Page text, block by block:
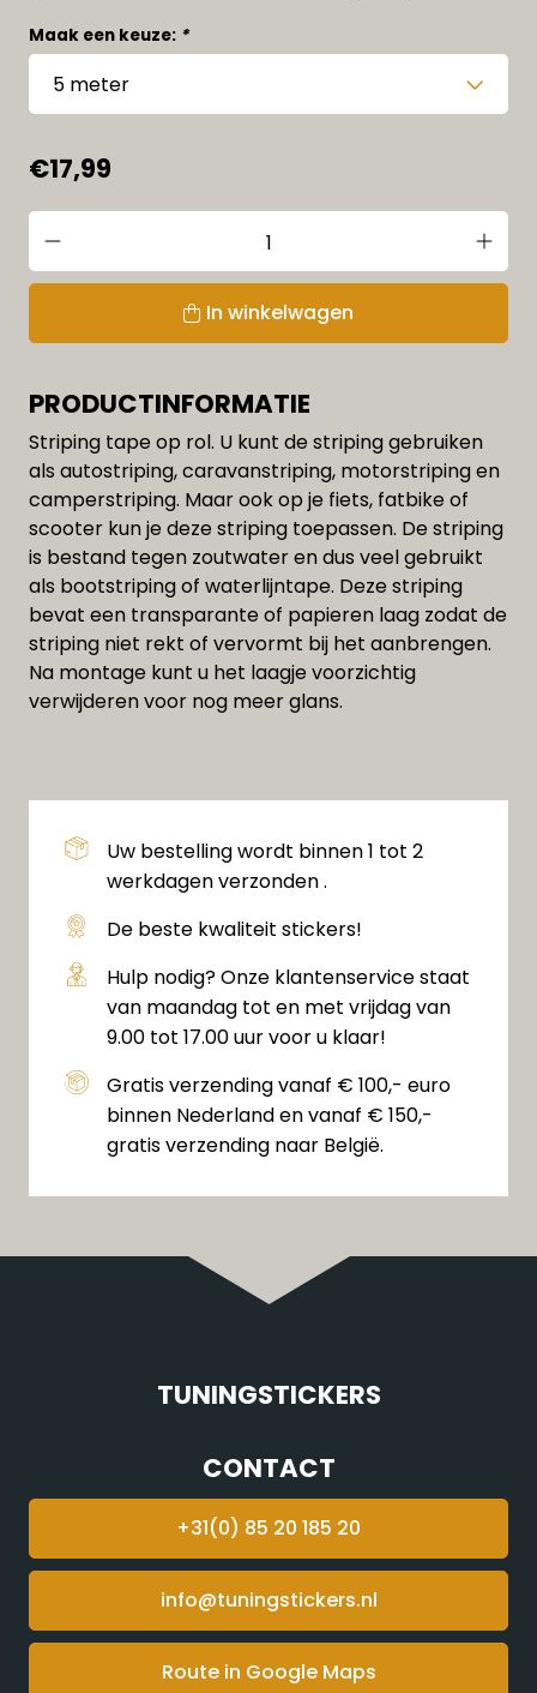
Maak een keuze: *
€17,99
In winkelwagen
PRODUCTINFORMATIE
Striping tape op rol. U kunt de striping gebruiken
als autostriping, caravanstriping, motorstriping en
camperstriping. Maar ook op je fiets, fatbike of
scooter kun je deze striping toepassen. De striping
is bestand tegen zoutwater en dus veel gebruikt
als bootstriping of waterlijntape. Deze striping
bevat een transparante of papieren laag zodat de
striping niet rekt of vervormt bij het aanbrengen.
Na montage kunt u het laagje voorzichtig
verwijderen voor nog meer glans.
Uw bestelling wordt binnen 1 tot 2
werkdagen verzonden .
De beste kwaliteit stickers!
Hulp nodig? Onze klantenservice staat
van maandag tot en met vrijdag van
9.00 tot 17.00 uur voor u klaar!
Gratis verzending vanaf € 100,- euro
binnen Nederland en vanaf € 150,-
gratis verzending naar België.
TUNINGSTICKERS
CONTACT
+31(0) 85 20 185 20
info@tuningstickers.nl
Route in Google Maps